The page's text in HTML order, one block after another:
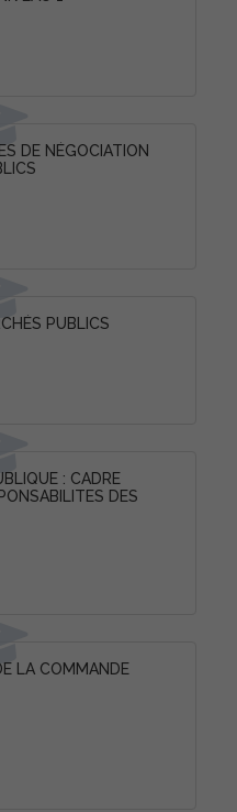
DE NÉGOCIATION
PUBLICS
: CADRE
DES
LA COMMANDE